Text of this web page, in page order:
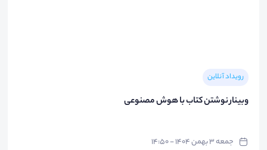
رویداد آنلاین
وبینار نوشتن کتاب با هوش مصنوعی
جمعه ۳ بهمن ۱۴۰۴ - ۱۴:۵۰